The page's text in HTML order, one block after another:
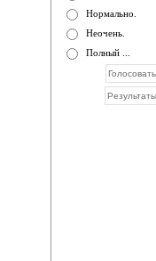
Нормально.
Неочень.
Полный ...